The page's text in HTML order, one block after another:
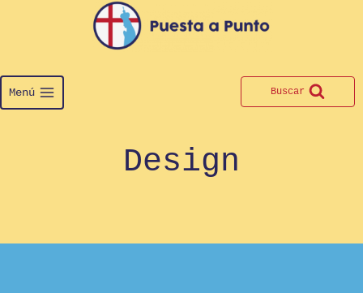
Menú Buscar
Design